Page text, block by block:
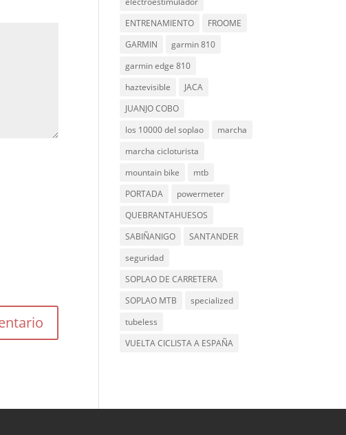
ENTRENAMIENTO
FROOME
GARMIN
garmin 810
garmin edge 810
haztevisible
JACA
JUANJO COBO
los 10000 del soplao
marcha
marcha cicloturista
mountain bike
mtb
PORTADA
powermeter
QUEBRANTAHUESOS
SABIÑANIGO
SANTANDER
seguridad
SOPLAO DE CARRETERA
SOPLAO MTB
specialized
tubeless
VUELTA CICLISTA A ESPAÑA